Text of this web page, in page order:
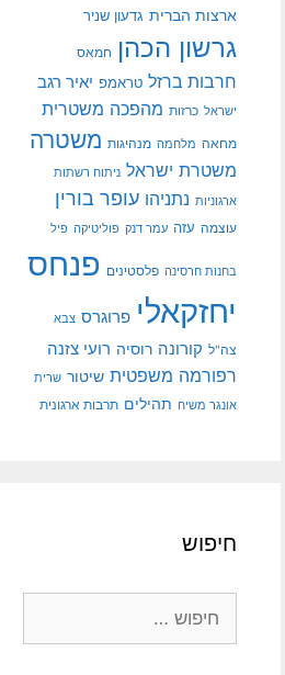
ארצות הברית גדעון שניר
גרשון הכהן חמאס
חרבות ברזל טראמפ יאיר רגב
ישראל כרזות מהפכה משטרית
מחאה מלחמה מנהיגות משטרה
משטרת ישראל ניתוח רשתות
ארגוניות נתניהו עופר בורין
עוצמה עזה עמר דנק פוליטיקה פיל
בחנות חרסינה פלסטינים פנחס
יחזקאלי פרוגרס צבא
צה"ל קורונה רוסיה רועי צזנה
רפורמה משפטית שיטור שרית
אונגר משיח תהילים תרבות ארגונית
חיפוש